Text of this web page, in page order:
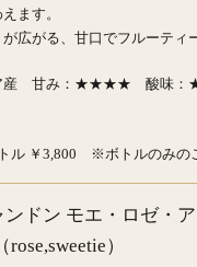
ます。
広がる、甘口でフルーティ
産 甘み：★★★★ 酸味：
ル ￥3,800 ※ボトルのみの
ドン モエ・ロゼ・
）